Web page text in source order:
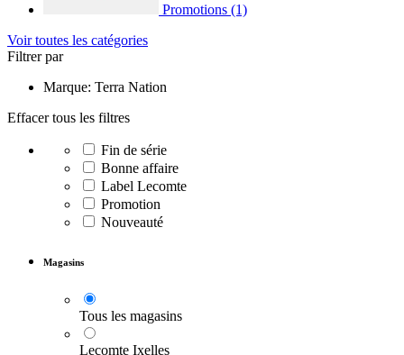
Promotions (1)
Voir toutes les catégories
Filtrer par
Marque: Terra Nation
Effacer tous les filtres
Fin de série
Bonne affaire
Label Lecomte
Promotion
Nouveauté
Magasins
Tous les magasins
Lecomte Ixelles